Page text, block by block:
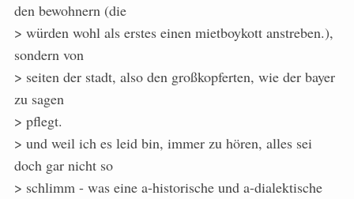
den bewohnern (die
> würden wohl als erstes einen mietboykott anstreben.),
sondern von
> seiten der stadt, also den großkopferten, wie der bayer
zu sagen
> pflegt.
> und weil ich es leid bin, immer zu hören, alles sei
doch gar nicht so
> schlimm - was eine a-historische und a-dialektische